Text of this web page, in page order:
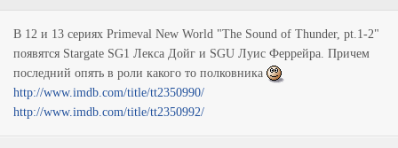
В 12 и 13 сериях Primeval New World "The Sound of Thunder, pt.1-2"
появятся Stargate SG1 Лекса Дойг и SGU Луис Феррейра. Причем
последний опять в роли какого то полковника
http://www.imdb.com/title/tt2350990/
http://www.imdb.com/title/tt2350992/